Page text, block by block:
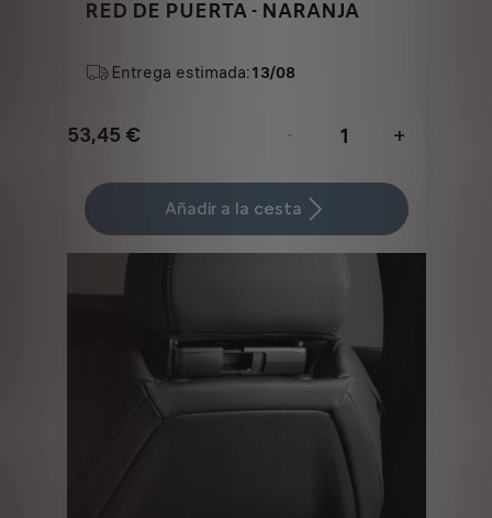
RED DE PUERTA - NARANJA
Entrega estimada:13/08
53,45 €
Price
53,45
€
-
+
Quantity
updated
1
Añadir a la cesta